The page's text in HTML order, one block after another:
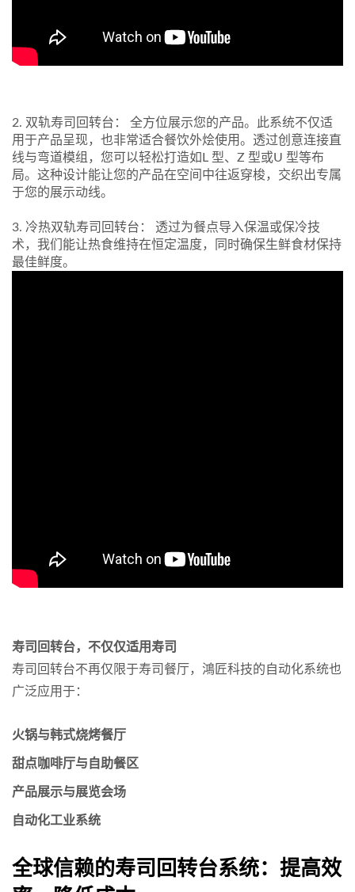
2. 双轨寿司回转台： 全方位展示您的产品。此系统不仅适
用于产品呈现，也非常适合餐饮外烩使用。透过创意连接直
线与弯道模组，您可以轻松打造如L 型、Z 型或U 型等布
局。这种设计能让您的产品在空间中往返穿梭，交织出专属
于您的展示动线。
3. 冷热双轨寿司回转台： 透过为餐点导入保温或保冷技
术，我们能让热食维持在恒定温度，同时确保生鲜食材保持
最佳鲜度。
寿司回转台，不仅仅适用寿司
寿司回转台不再仅限于寿司餐厅，鴻匠科技的自动化系统也
广泛应用于：
火锅与韩式烧烤餐厅
甜点咖啡厅与自助餐区
产品展示与展览会场
自动化工业系统
全球信赖的寿司回转台系统：提高效